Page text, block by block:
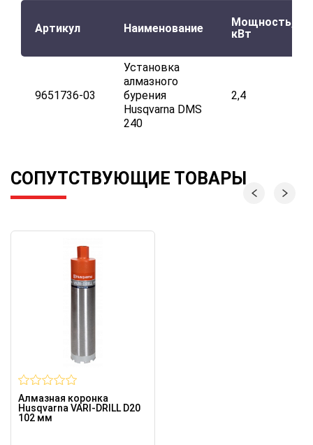
Артикул Наименование
Мощность,
кВт
9651736-03
Установка
алмазного
бурения
Husqvarna DMS
240
2,4
СОПУТСТВУЮЩИЕ ТОВАРЫ
Алмазная коронка
Husqvarna VARI-DRILL D20
102 мм